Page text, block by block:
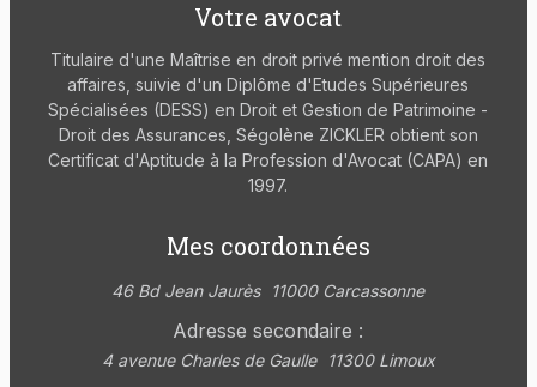
Votre avocat
Titulaire d'une Maîtrise en droit privé mention droit des
affaires, suivie d'un Diplôme d'Etudes Supérieures
Spécialisées (DESS) en Droit et Gestion de Patrimoine -
Droit des Assurances, Ségolène ZICKLER obtient son
Certificat d'Aptitude à la Profession d'Avocat (CAPA) en
1997.
Mes coordonnées
46 Bd Jean Jaurès 11000 Carcassonne
Adresse secondaire :
4 avenue Charles de Gaulle 11300 Limoux